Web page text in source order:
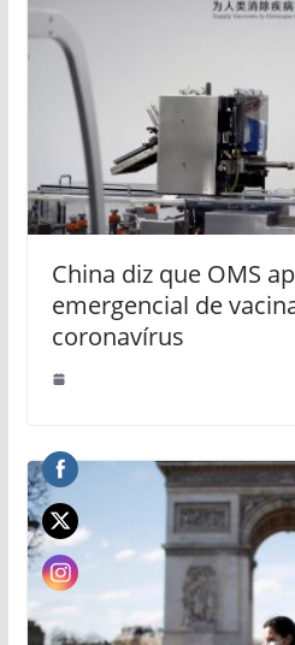
China diz que OMS
emergencial de
coronavírus